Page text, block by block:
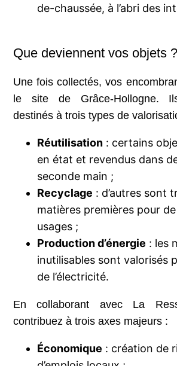
de-chaussée, à l’abri des
Que deviennent vos objets ?
Une fois collectés, vos
le site de Grâce-Hollogne.
destinés à trois types de
Réutilisation : certains
en état et revendus dans
seconde main ;
Recyclage : d’autres sont
matières premières pour
usages ;
Production d’énergie : les
inutilisables sont valorisés
de l’électricité.
En collaborant avec La
contribuez à trois axes majeurs :
Économique : création de